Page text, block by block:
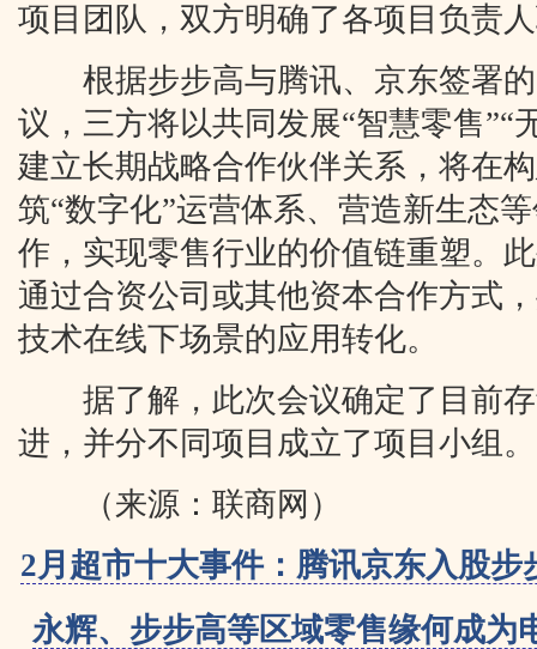
项目团队，双方明确了各项目负责
根据步步高与腾讯、京东签署的
议，三方将以共同发展“智慧零售”“
建立长期战略合作伙伴关系，将在
筑“数字化”运营体系、营造新生态
作，实现零售行业的价值链重塑。
通过合资公司或其他资本合作方式
技术在线下场景的应用转化。
据了解，此次会议确定了目前存
进，并分不同项目成立了项目小组。
（来源：联商网）
2月超市十大事件：腾讯京东入股步
永辉、步步高等区域零售缘何成为